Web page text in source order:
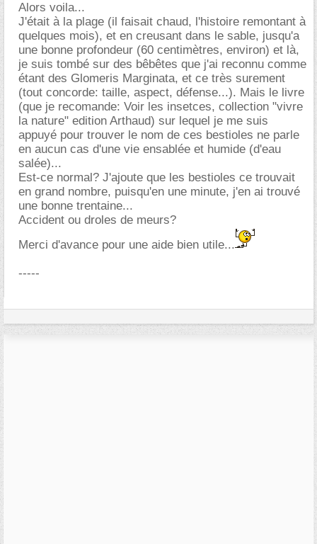
Alors voila...
J'était à la plage (il faisait chaud, l'histoire remontant à
quelques mois), et en creusant dans le sable, jusqu'a
une bonne profondeur (60 centimètres, environ) et là,
je suis tombé sur des bêbêtes que j'ai reconnu comme
étant des Glomeris Marginata, et ce très surement
(tout concorde: taille, aspect, défense...). Mais le livre
(que je recomande: Voir les insetces, collection "vivre
la nature" edition Arthaud) sur lequel je me suis
appuyé pour trouver le nom de ces bestioles ne parle
en aucun cas d'une vie ensablée et humide (d'eau
salée)...
Est-ce normal? J'ajoute que les bestioles ce trouvait
en grand nombre, puisqu'en une minute, j'en ai trouvé
une bonne trentaine...
Accident ou droles de meurs?
Merci d'avance pour une aide bien utile...
-----